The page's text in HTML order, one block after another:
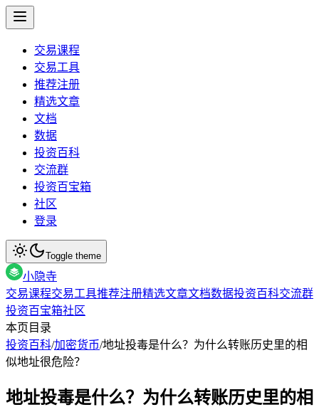
交易课程
交易工具
推荐注册
精选文章
文档
数据
投资百科
交流群
投资百宝箱
社区
登录
Toggle theme
小隐寺
交易课程交易工具推荐注册精选文章文档数据投资百科交流群
投资百宝箱社区
本页目录
投资百科/加密货币/地址投毒是什么？为什么转账历史里的相
似地址很危险？
地址投毒是什么？为什么转账历史里的相